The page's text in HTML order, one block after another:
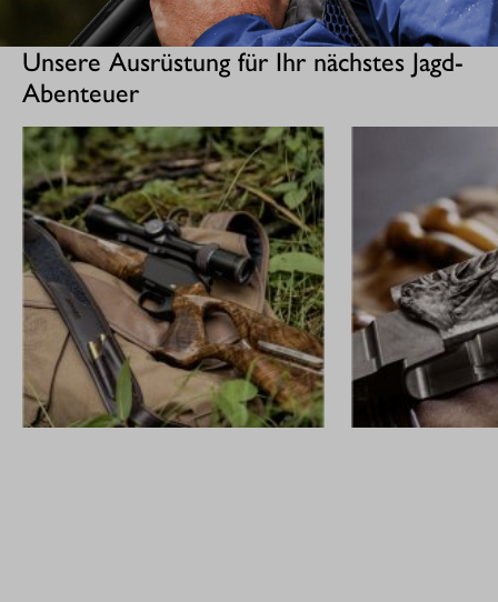
Unsere Ausrüstung für Ihr nächstes Jagd-
Abenteuer